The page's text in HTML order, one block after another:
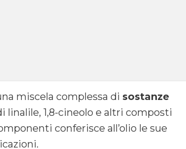
miscela complessa di sostanze
linalile, 1,8-cineolo e altri composti
conferisce all’olio le sue